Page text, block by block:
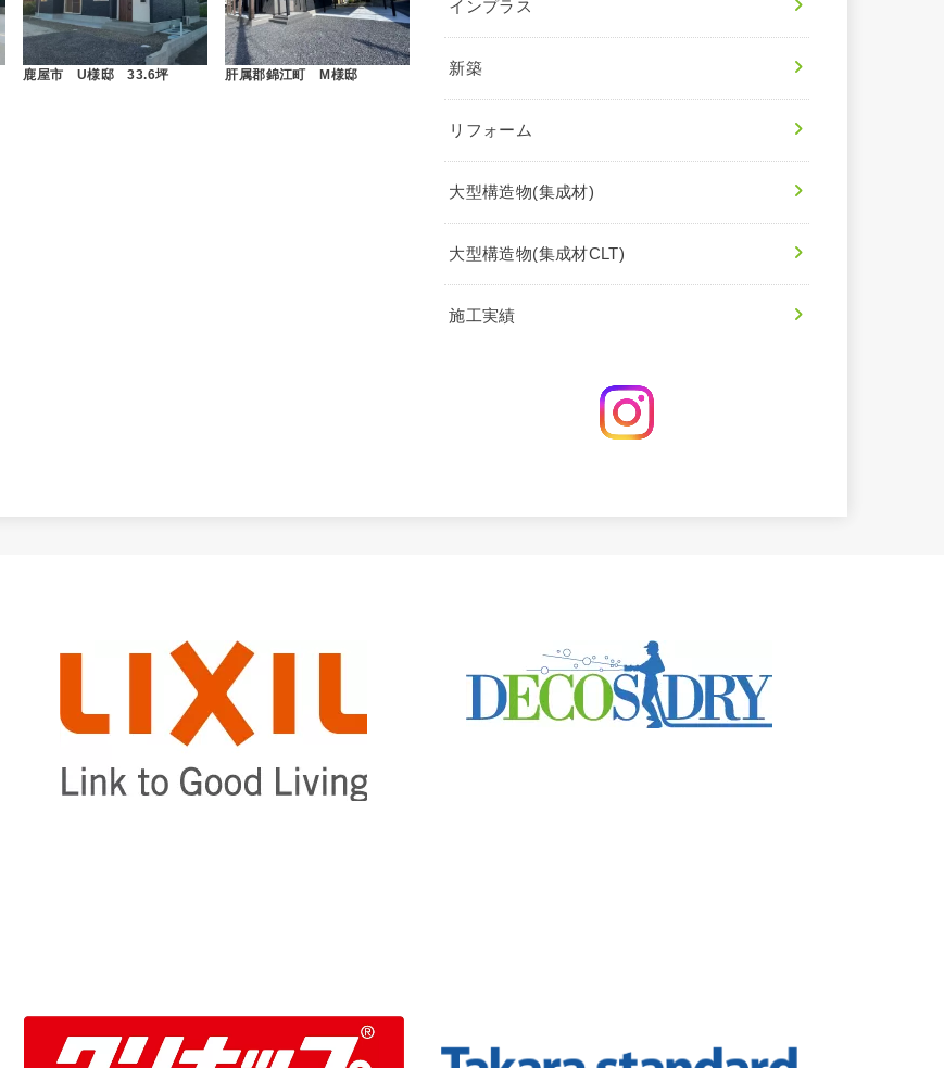
鹿屋市 U様邸 33.6坪 肝属郡錦江町 M様邸
インプラス
新築
リフォーム
大型構造物(集成材)
大型構造物(集成材CLT)
施工実績